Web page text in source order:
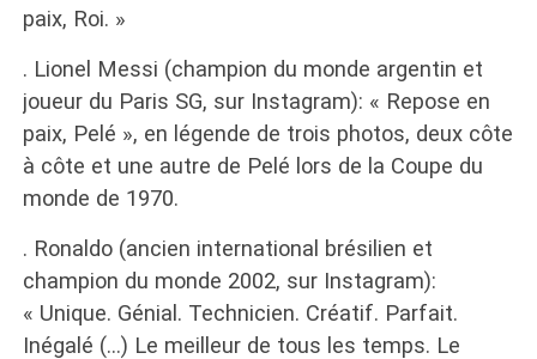
paix, Roi. »
. Lionel Messi (champion du monde argentin et
joueur du Paris SG, sur Instagram): « Repose en
paix, Pelé », en légende de trois photos, deux côte
à côte et une autre de Pelé lors de la Coupe du
monde de 1970.
. Ronaldo (ancien international brésilien et
champion du monde 2002, sur Instagram):
« Unique. Génial. Technicien. Créatif. Parfait.
Inégalé (…) Le meilleur de tous les temps. Le